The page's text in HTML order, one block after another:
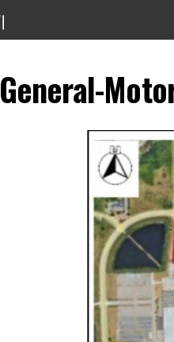
General-